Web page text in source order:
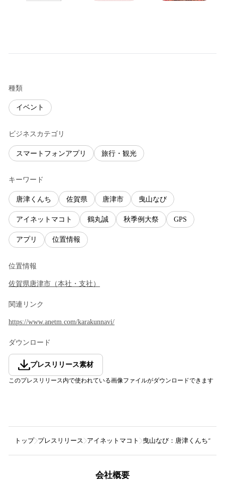
種類
イベント
ビジネスカテゴリ
スマートフォンアプリ 旅行・観光
キーワード
唐津くんち 佐賀県 唐津市 曳山なび
アイネットマコト 鶴丸誠 秋季例大祭 GPS
アプリ 位置情報
位置情報
佐賀県 唐津市 （本社・支社 ）
関連リンク
https://www.anetm.com/karakunnavi/
ダウンロード
プレスリリース素材
このプレスリリース内で使われている画像ファイルがダウンロードできます
トップ プレスリリース アイネットマコト 曳山なび：唐津くんちで、
会社概要